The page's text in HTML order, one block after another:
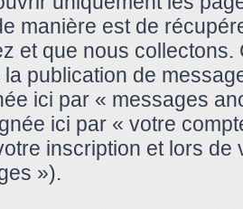
manière est de
et que nous collectons.
la publication de
ici par « messages
ici par « votre
inscription et lors
»).